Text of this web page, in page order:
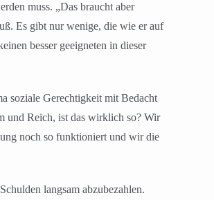
muss. „Das braucht aber
Es gibt nur wenige, die wie er auf
besser geeigneten in dieser
soziale Gerechtigkeit mit Bedacht
und Reich, ist das wirklich so? Wir
noch so funktioniert und wir die
langsam abzubezahlen.